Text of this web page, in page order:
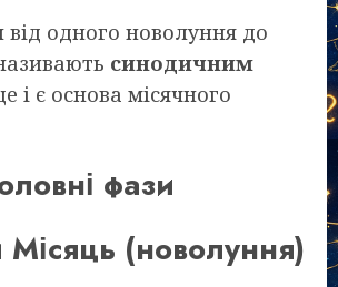
одного новолуння до
синодичним
і є основа місячного
фази
(новолуння)